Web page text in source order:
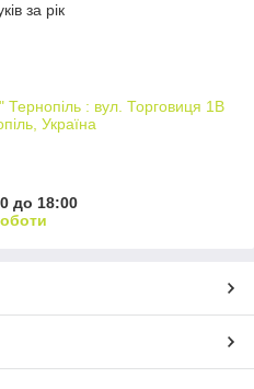
за рік
Тернопіль : вул. Торговиця 1В
Україна
до 18:00